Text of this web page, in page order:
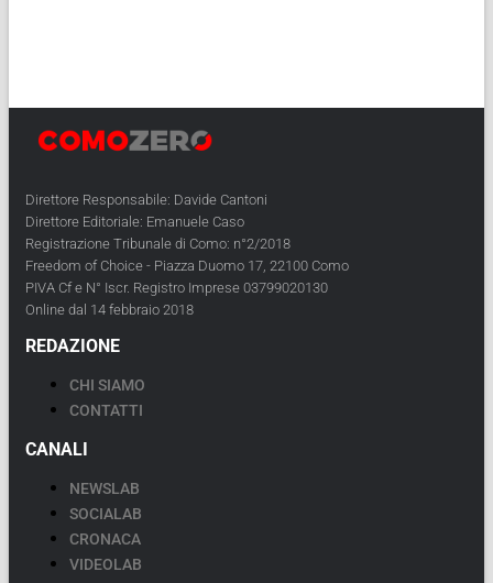
Direttore Responsabile: Davide Cantoni
Direttore Editoriale: Emanuele Caso
Registrazione Tribunale di Como: n°2/2018
Freedom of Choice - Piazza Duomo 17, 22100 Como
PIVA Cf e N° Iscr. Registro Imprese 03799020130
Online dal 14 febbraio 2018
REDAZIONE
CHI SIAMO
CONTATTI
CANALI
NEWSLAB
SOCIALAB
CRONACA
VIDEOLAB